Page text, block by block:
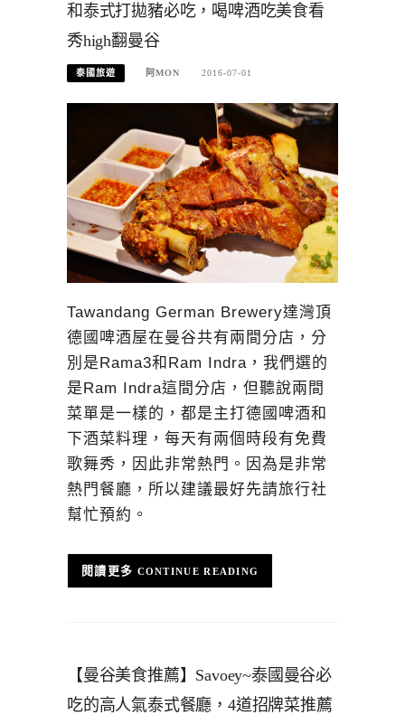
和泰式打拋豬必吃，喝啤酒吃美食看
秀high翻曼谷
泰國旅遊 阿MON 2016-07-01
Tawandang German Brewery達灣頂
德國啤酒屋在曼谷共有兩間分店，分
別是Rama3和Ram Indra，我們選的
是Ram Indra這間分店，但聽說兩間
菜單是一樣的，都是主打德國啤酒和
下酒菜料理，每天有兩個時段有免費
歌舞秀，因此非常熱門。因為是非常
熱門餐廳，所以建議最好先請旅行社
幫忙預約。
CONTINUE READING
【曼谷美食推薦】Savoey~泰國曼谷必
吃的高人氣泰式餐廳，4道招牌菜推薦